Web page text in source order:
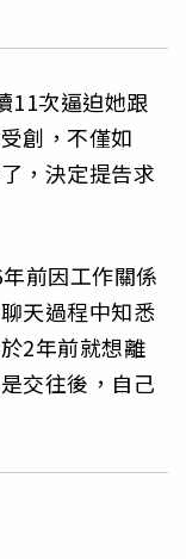
11次逼迫她跟
創，不僅如
，決定提告求
前因工作關係
天過程中知悉
2年前就想離
交往後，自己